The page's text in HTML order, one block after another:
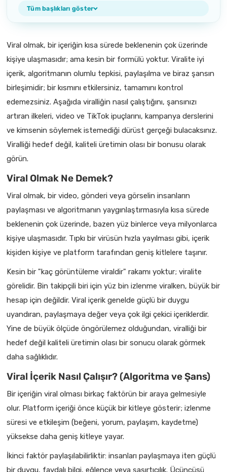
Tüm başlıkları göster
Viral olmak, bir içeriğin kısa sürede beklenenin çok üzerinde
kişiye ulaşmasıdır; ama kesin bir formülü yoktur. Viralite iyi
içerik, algoritmanın olumlu tepkisi, paylaşılma ve biraz şansın
birleşimidir; bir kısmını etkilersiniz, tamamını kontrol
edemezsiniz. Aşağıda viralliğin nasıl çalıştığını, şansınızı
artıran ilkeleri, video ve TikTok ipuçlarını, kampanya derslerini
ve kimsenin söylemek istemediği dürüst gerçeği bulacaksınız.
Viralliği hedef değil, kaliteli üretimin olası bir bonusu olarak
görün.
Viral Olmak Ne Demek?
Viral olmak, bir video, gönderi veya görselin insanların
paylaşması ve algoritmanın yaygınlaştırmasıyla kısa sürede
beklenenin çok üzerinde, bazen yüz binlerce veya milyonlarca
kişiye ulaşmasıdır. Tıpkı bir virüsün hızla yayılması gibi, içerik
kişiden kişiye ve platform tarafından geniş kitlelere taşınır.
Kesin bir "kaç görüntüleme viraldir" rakamı yoktur; viralite
görelidir. Bin takipçili biri için yüz bin izlenme viralken, büyük bir
hesap için değildir. Viral içerik genelde güçlü bir duygu
uyandıran, paylaşmaya değer veya çok ilgi çekici içeriklerdir.
Yine de büyük ölçüde öngörülemez olduğundan, viralliği bir
hedef değil kaliteli üretimin olası bir sonucu olarak görmek
daha sağlıklıdır.
Viral İçerik Nasıl Çalışır? (Algoritma ve Şans)
Bir içeriğin viral olması birkaç faktörün bir araya gelmesiyle
olur. Platform içeriği önce küçük bir kitleye gösterir; izlenme
süresi ve etkileşim (beğeni, yorum, paylaşım, kaydetme)
yüksekse daha geniş kitleye yayar.
İkinci faktör paylaşılabilirliktir: insanları paylaşmaya iten güçlü
bir duygu, faydalı bilgi, eğlence veya şaşırtıcılık. Üçüncüsü